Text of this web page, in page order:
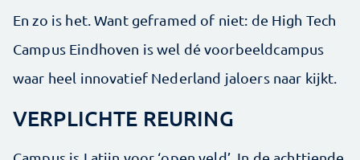
En zo is het. Want geframed of niet: de High Tech
Campus Eindhoven is wel dé voorbeeldcampus
waar heel innovatief Nederland jaloers naar kijkt.
VERPLICHTE REURING